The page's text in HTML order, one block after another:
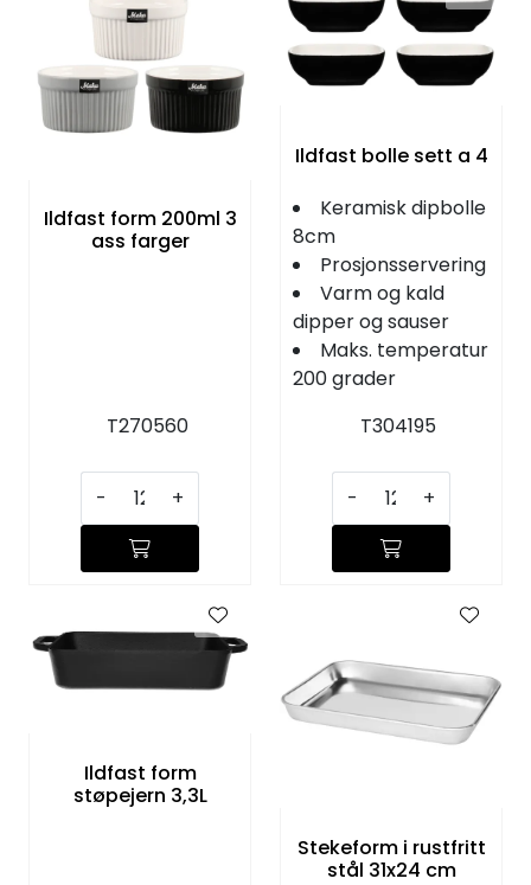
Ildfast form 200ml 3
ass farger
T270560
- +
Ildfast bolle sett a 4
Keramisk dipbolle
8cm
Prosjonsservering
Varm og kald
dipper og sauser
Maks. temperatur
200 grader
T304195
- +
Ildfast form
støpejern 3,3L
Stekeform i rustfritt
stål 31x24 cm